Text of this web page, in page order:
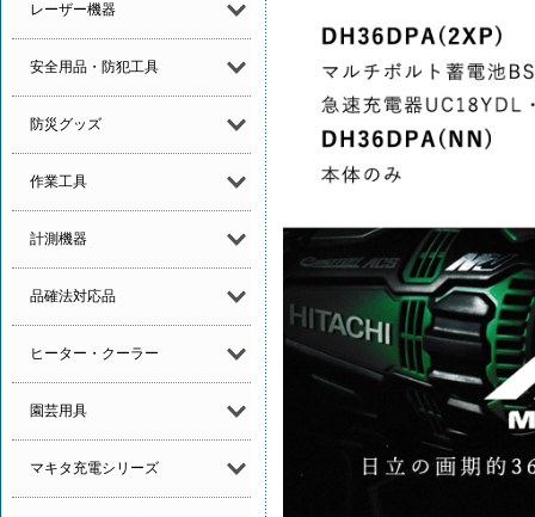
レーザー機器
安全用品・防犯工具
防災グッズ
作業工具
計測機器
品確法対応品
ヒーター・クーラー
園芸用具
マキタ充電シリーズ